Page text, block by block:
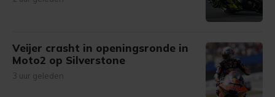
Veijer crasht in openingsronde in
Moto2 op Silverstone
3 uur geleden